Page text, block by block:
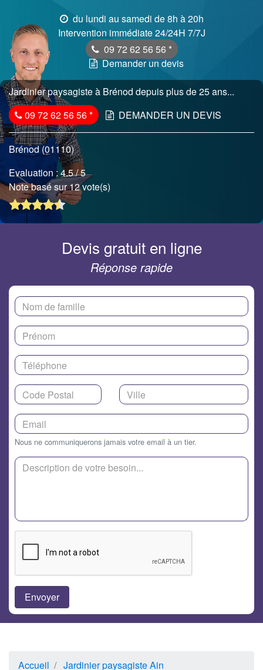
du lundi au samedi de 8h à 20h
Intervention immédiate 24/24H 7/7J
09 72 62 56 56 *
Demander un devis
Jardinier paysagiste à Brénod depuis plus de 25 ans...
09 72 62 56 56* DEMANDER UN DEVIS
Brénod (01110)
Evaluation :4.5/ 5
Note basé sur 12 vote(s)
Devis gratuit en ligne
Réponse rapide
Nous ne communiquerons jamais votre email à un tier.
Accueil
Jardinier paysagiste Ain